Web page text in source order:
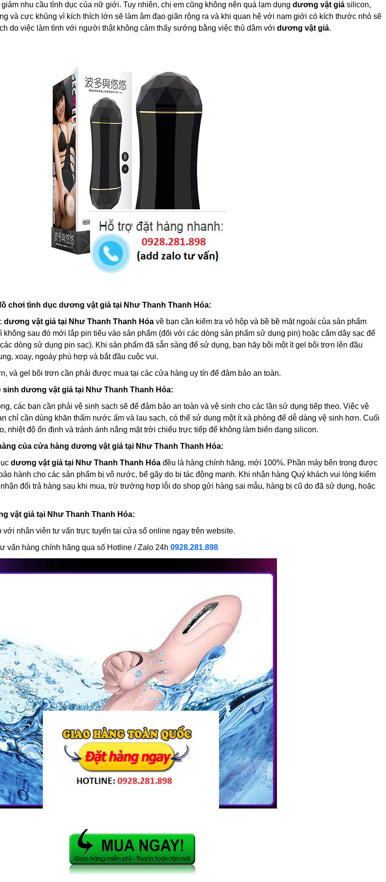
nhu cầu tình dục của nữ giới. Tuy nhiên, chị em cũng không nên quá lạm dụng dương vật giả silicon,
và cực khủng vì kích thích lớn sẽ làm âm đạo giãn rộng ra và khi quan hệ với nam giới có kích thước nhỏ sẽ
do việc làm tình với người thật không cảm thấy sướng bằng việc thủ dâm với dương vật giả.
chơi tình dục dương vật giả tại Như Thanh Thanh Hóa:
dương vật giả tại Như Thanh Thanh Hóavề bạn cần kiểm tra vỏ hộp và bề bề mặt ngoài của sản phẩm
sau đó mới lắp pin tiểu vào sản phẩm (đối với các dòng sản phẩm sử dụng pin) hoặc cắm dây sạc để
dòng sử dụng pin sạc). Khi sản phẩm đã sẵn sàng để sử dụng, bạn hãy bôi một ít gel bôi trơn lên đầu
xoay, ngoáy phù hợp và bắt đầu cuộc vui.
và gel bôi trơn cần phải được mua tại các cửa hàng uy tín để đảm bảo an toàn.
dương vật giả tại Như Thanh Thanh Hóa:
các bạn cần phải vệ sinh sạch sẽ để đảm bảo an toàn và vệ sinh cho các lần sử dụng tiếp theo. Việc vệ
chỉ cần dùng khăn thấm nước ấm và lau sạch, có thể sử dụng một ít xà phòng để dễ dàng vệ sinh hơn. Cuối
nhiệt độ ổn định và tránh ánh nắng mặt trời chiếu trực tiếp để không làm biến dạng silicon.
của cửa hàng dương vật giả tại Như Thanh Thanh Hóa:
dương vật giả tại Như Thanh Thanh Hóađều là hàng chính hãng, mới 100%. Phần máy bên trong được
hành cho các sản phẩm bị vô nước, bể gãy do bị tác động mạnh. Khi nhận hàng Quý khách vui lòng kiểm
đổi trả hàng sau khi mua, trừ trường hợp lỗi do shop gửi hàng sai mẫu, hàng bị cũ do đã sử dụng, hoặc
vật giả tại Như Thanh Thanh Hóa:
với nhân viên tư vấn trực tuyến tại cửa sổ online ngay trên website.
vấn hàng chính hãng qua số Hotline / Zalo 24h 0928.281.898